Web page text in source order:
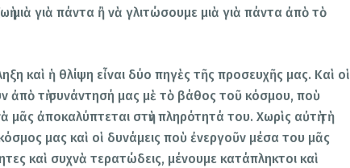
μιὰ γιὰ πάντα ἢ νὰ γλιτώσουμε μιὰ γιὰ πάντα ἀπὸ τὸ
καὶ ἡ θλίψη εἶναι δύο πηγὲς τῆς προσευχῆς μας. Καὶ οἱ
ἀπὸ τὴ συνάντησή μας μὲ τὸ βάθος τοῦ κόσμου, ποὺ
μᾶς ἀποκαλύπτεται στὴν πληρότητά του. Χωρὶς αὐτὴ τὴ
μας καὶ οἱ δυνάμεις ποὺ ἐνεργοῦν μέσα του μᾶς
καὶ συχνὰ τερατώδεις, μένουμε κατάπληκτοι καὶ